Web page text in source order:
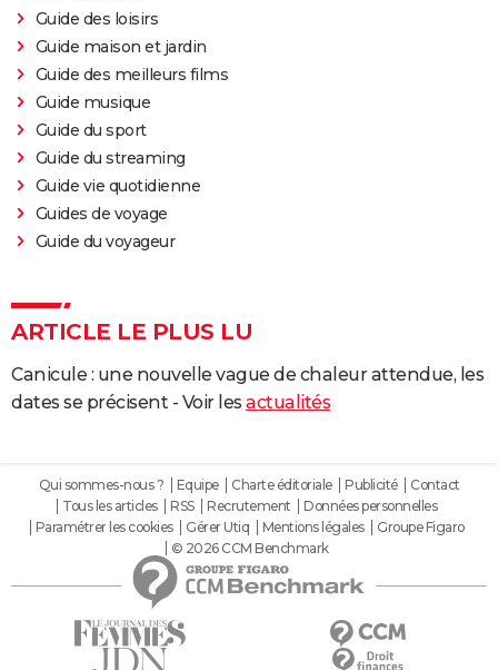
Guide des loisirs
Guide maison et jardin
Guide des meilleurs films
Guide musique
Guide du sport
Guide du streaming
Guide vie quotidienne
Guides de voyage
Guide du voyageur
ARTICLE LE PLUS LU
Canicule : une nouvelle vague de chaleur attendue, les
dates se précisent - Voir les actualités
Qui sommes-nous ? Equipe Charte éditoriale Publicité
Contact
Tous les articles
RSS Recrutement
Données personnelles
Paramétrer les cookies
Gérer Utiq Mentions légales
Groupe Figaro
© 2026 CCM Benchmark